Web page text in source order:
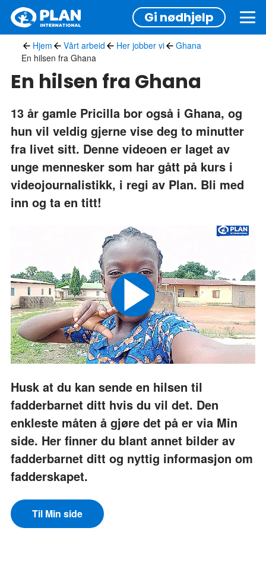
Hopp
hovedinnhold
Gi nødhjelp
Hjem Vårt arbeid Her jobber vi
Ghana
En hilsen fra Ghana
En hilsen fra Ghana
13 år gamle Pricilla bor også i Ghana, og
hun vil veldig gjerne vise deg to minutter
fra livet sitt. Denne videoen er laget av
unge mennesker som har gått på kurs i
videojournalistikk, i regi av Plan. Bli med
inn og ta en titt!
Husk at du kan sende en hilsen til
fadderbarnet ditt hvis du vil det. Den
enkleste måten å gjøre det på er via Min
side. Her finner du blant annet bilder av
fadderbarnet ditt og nyttig informasjon om
fadderskapet.
Til Min side